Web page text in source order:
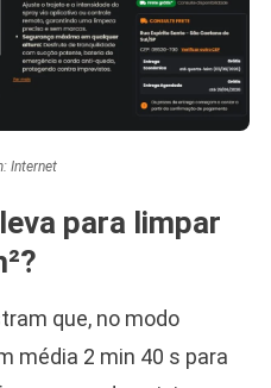
Internet
para limpar
que, no modo
média 2 min 40 s para